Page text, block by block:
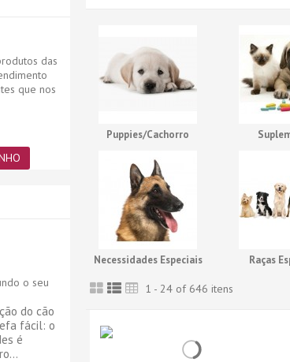
Puppies/Cachorro
Necessidades Especiais Raças
1 - 24 of 646 itens
das
que nos
o seu
do cão
fácil: o
é